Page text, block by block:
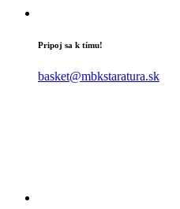
Pripoj sa k tímu!
basket@mbkstaratura.sk